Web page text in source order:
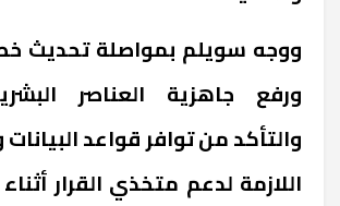
ووجه سويلم بمواصلة تحديث
ورفع جاهزية العناصر
والتأكد من توافر قواعد
اللازمة لدعم متخذي القرار